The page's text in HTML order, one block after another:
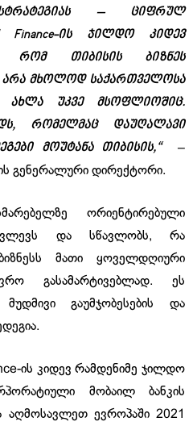
– ციფრულ
Finance-ის ჯილდო
კიდევ
რომ თიბისის ბიზნეს
მხოლოდ საქართველოსა
ახლა უკვე მსოფლიოშიც.
, რომელმაც დაუღალავი
მოუტანა თიბისის,“–
გენერალური დირექტორი.
ორიენტირებული
და სწავლობს, რა
მათი ყოველდღიური
გასამარტივებლად. ეს
გაუმჯობესების და
ის კიდევ რამდენიმე ჯილდო
მობაილ ბანკის
ევროპაში 2021